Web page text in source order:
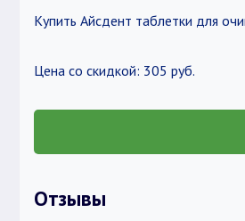
Купить Айсдент таблетки для
Цена со скидкой: 305 руб.
Отзывы